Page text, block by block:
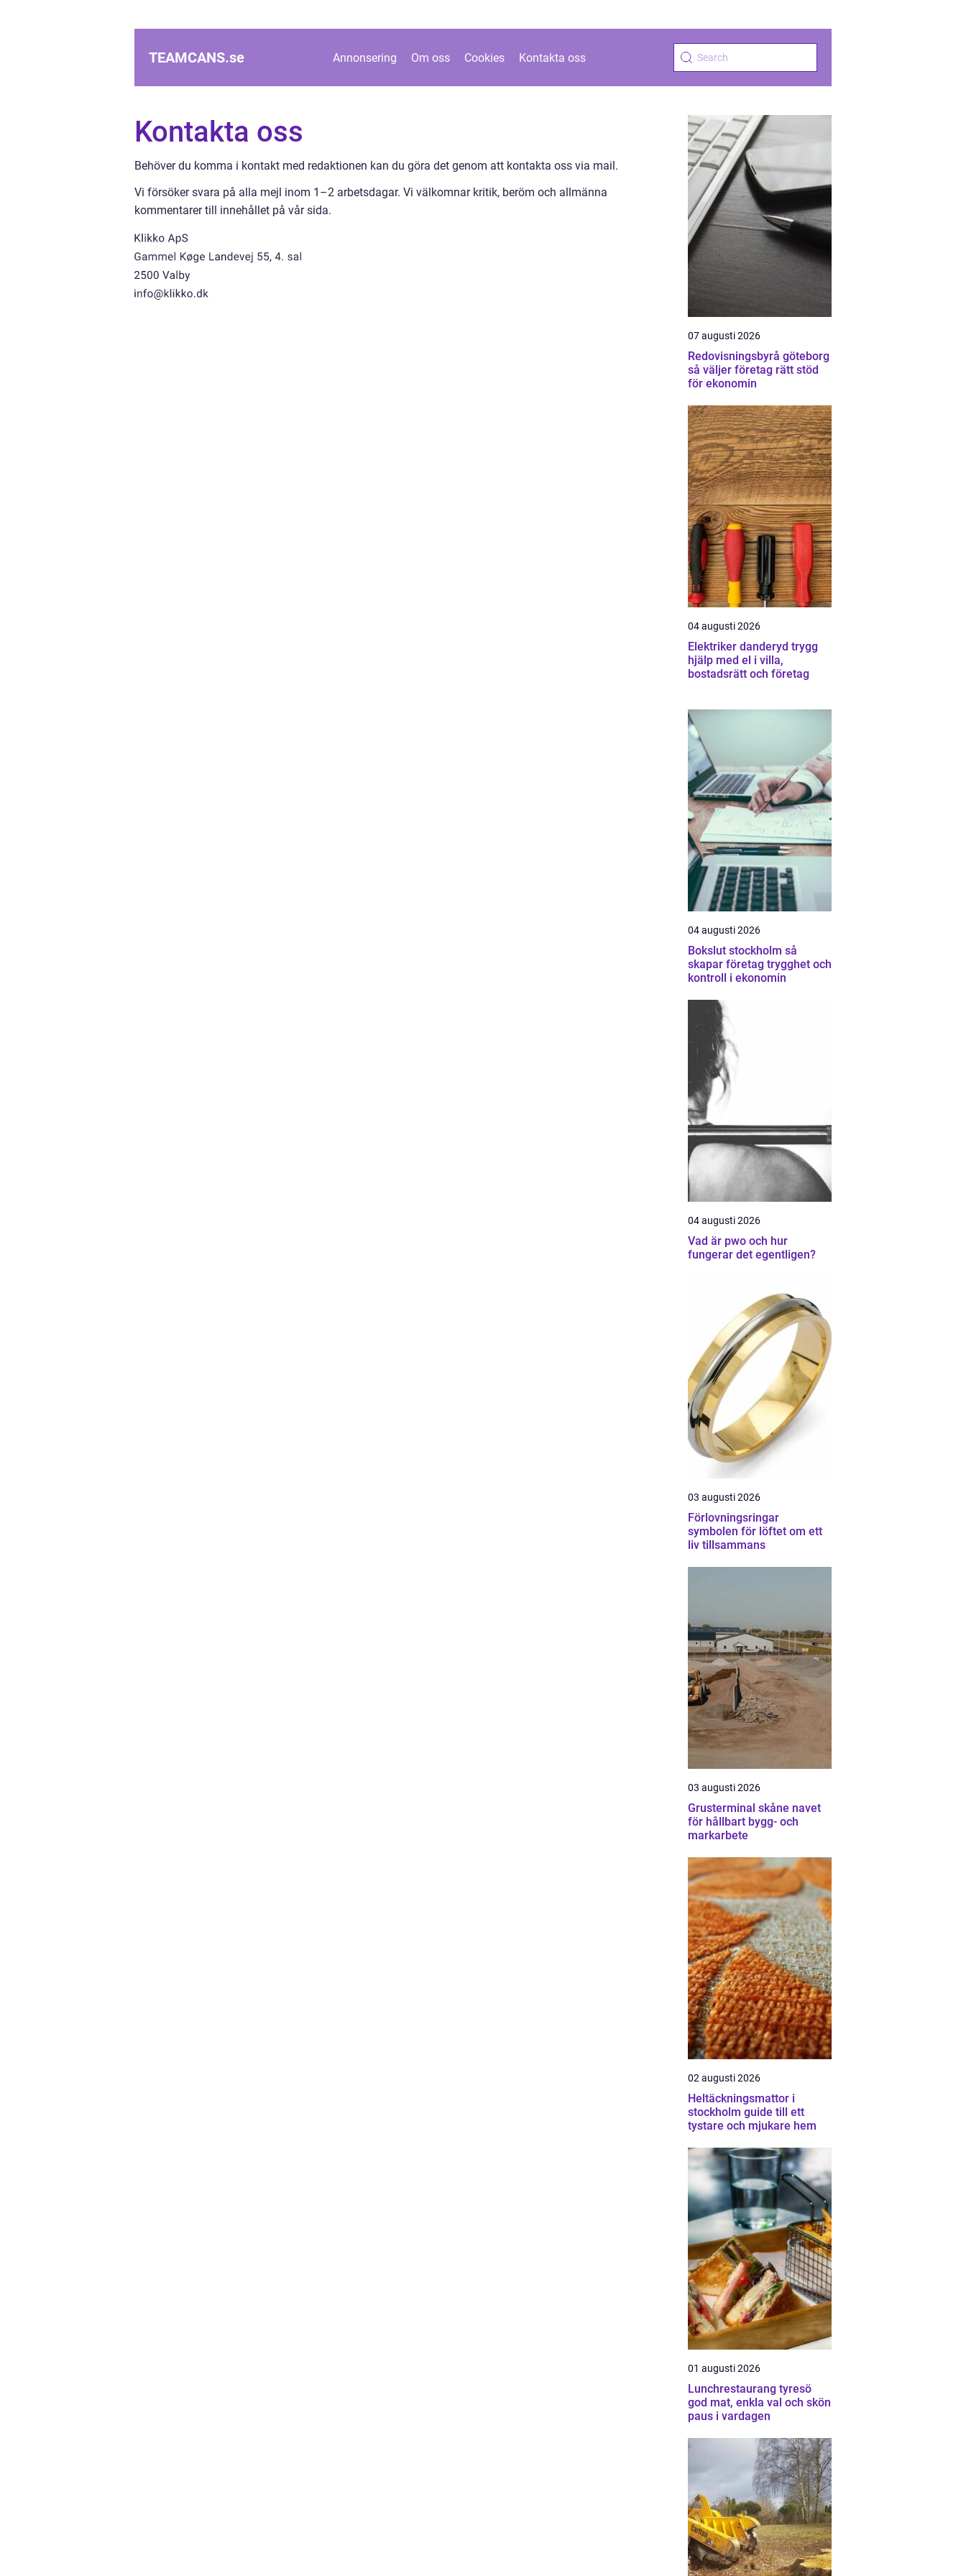
TEAMCANS.se Annonsering Om oss Cookies Kontakta oss
Kontakta oss
Behöver du komma i kontakt med redaktionen kan du göra det genom att kontakta oss via mail.
Vi försöker svara på alla mejl inom 1–2 arbetsdagar. Vi välkomnar kritik, beröm och allmänna
kommentarer till innehållet på vår sida.
07 augusti 2026
Redovisningsbyrå göteborg
så väljer företag rätt stöd
för ekonomin
04 augusti 2026
Elektriker danderyd trygg
hjälp med el i villa,
bostadsrätt och företag
04 augusti 2026
Bokslut stockholm så
skapar företag trygghet och
kontroll i ekonomin
04 augusti 2026
Vad är pwo och hur
fungerar det egentligen?
03 augusti 2026
Förlovningsringar
symbolen för löftet om ett
liv tillsammans
03 augusti 2026
Grusterminal skåne navet
för hållbart bygg- och
markarbete
02 augusti 2026
Heltäckningsmattor i
stockholm guide till ett
tystare och mjukare hem
01 augusti 2026
Lunchrestaurang tyresö
god mat, enkla val och skön
paus i vardagen